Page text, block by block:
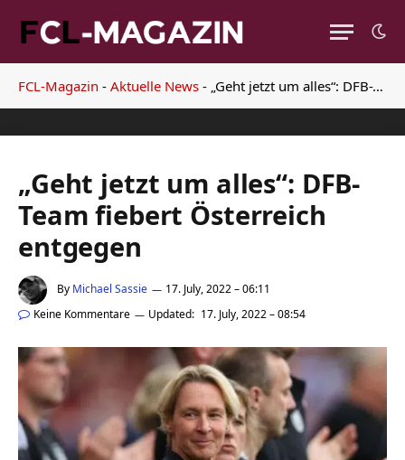
FCL-Magazin - Aktuelle News - „Geht jetzt um alles“: DFB-Team fiebert Österreich entgegen
„Geht jetzt um alles“: DFB-
Team fiebert Österreich
entgegen
By Michael Sassie
17. July, 2022 – 06:11
Keine Kommentare
Updated: 17. July, 2022 – 08:54